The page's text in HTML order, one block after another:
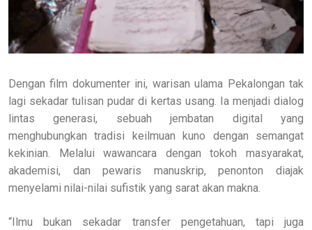
Dengan film dokumenter ini, warisan ulama Pekalongan tak
lagi sekadar tulisan pudar di kertas usang. Ia menjadi dialog
lintas generasi, sebuah jembatan digital yang
menghubungkan tradisi keilmuan kuno dengan semangat
kekinian. Melalui wawancara dengan tokoh masyarakat,
akademisi, dan pewaris manuskrip, penonton diajak
menyelami nilai-nilai sufistik yang sarat akan makna.
“Ilmu bukan sekadar transfer pengetahuan, tapi juga